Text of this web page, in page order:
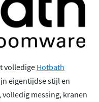
volledigeHotbath
eigentijdse stijl en
messing, kranen